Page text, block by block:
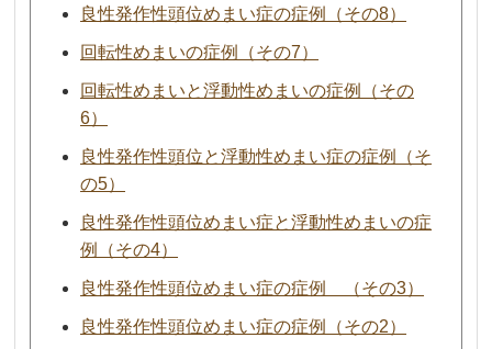
良性発作性頭位めまい症の症例（その8）
回転性めまいの症例（その7）
回転性めまいと浮動性めまいの症例（その
6）
良性発作性頭位と浮動性めまい症の症例（そ
の5）
良性発作性頭位めまい症と浮動性めまいの症
例（その4）
良性発作性頭位めまい症の症例 （その3）
良性発作性頭位めまい症の症例（その2）